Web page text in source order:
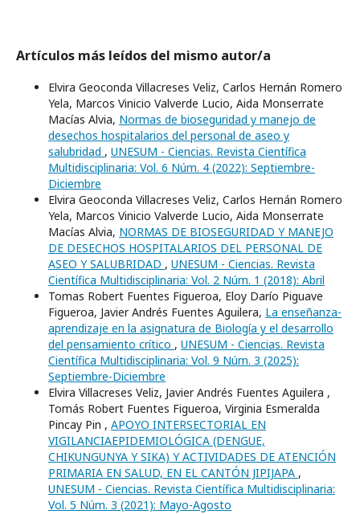
Artículos más leídos del mismo autor/a
Elvira Geoconda Villacreses Veliz, Carlos Hernán Romero
Yela, Marcos Vinicio Valverde Lucio, Aida Monserrate
Macías Alvia, Normas de bioseguridad y manejo de
desechos hospitalarios del personal de aseo y
salubridad , UNESUM - Ciencias. Revista Científica
Multidisciplinaria: Vol. 6 Núm. 4 (2022): Septiembre-
Diciembre
Elvira Geoconda Villacreses Veliz, Carlos Hernán Romero
Yela, Marcos Vinicio Valverde Lucio, Aida Monserrate
Mací­as Alvia, NORMAS DE BIOSEGURIDAD Y MANEJO
DE DESECHOS HOSPITALARIOS DEL PERSONAL DE
ASEO Y SALUBRIDAD , UNESUM - Ciencias. Revista
Científica Multidisciplinaria: Vol. 2 Núm. 1 (2018): Abril
Tomas Robert Fuentes Figueroa, Eloy Darío Piguave
Figueroa, Javier Andrés Fuentes Aguilera, La enseñanza-
aprendizaje en la asignatura de Biología y el desarrollo
del pensamiento crítico , UNESUM - Ciencias. Revista
Científica Multidisciplinaria: Vol. 9 Núm. 3 (2025):
Septiembre-Diciembre
Elvira Villacreses Veliz, Javier Andrés Fuentes Aguilera ,
Tomás Robert Fuentes Figueroa, Virginia Esmeralda
Pincay Pin , APOYO INTERSECTORIAL EN
VIGILANCIAEPIDEMIOLÓGICA (DENGUE,
CHIKUNGUNYA Y SIKA) Y ACTIVIDADES DE ATENCIÓN
PRIMARIA EN SALUD, EN EL CANTÓN JIPIJAPA ,
UNESUM - Ciencias. Revista Científica Multidisciplinaria:
Vol. 5 Núm. 3 (2021): Mayo-Agosto